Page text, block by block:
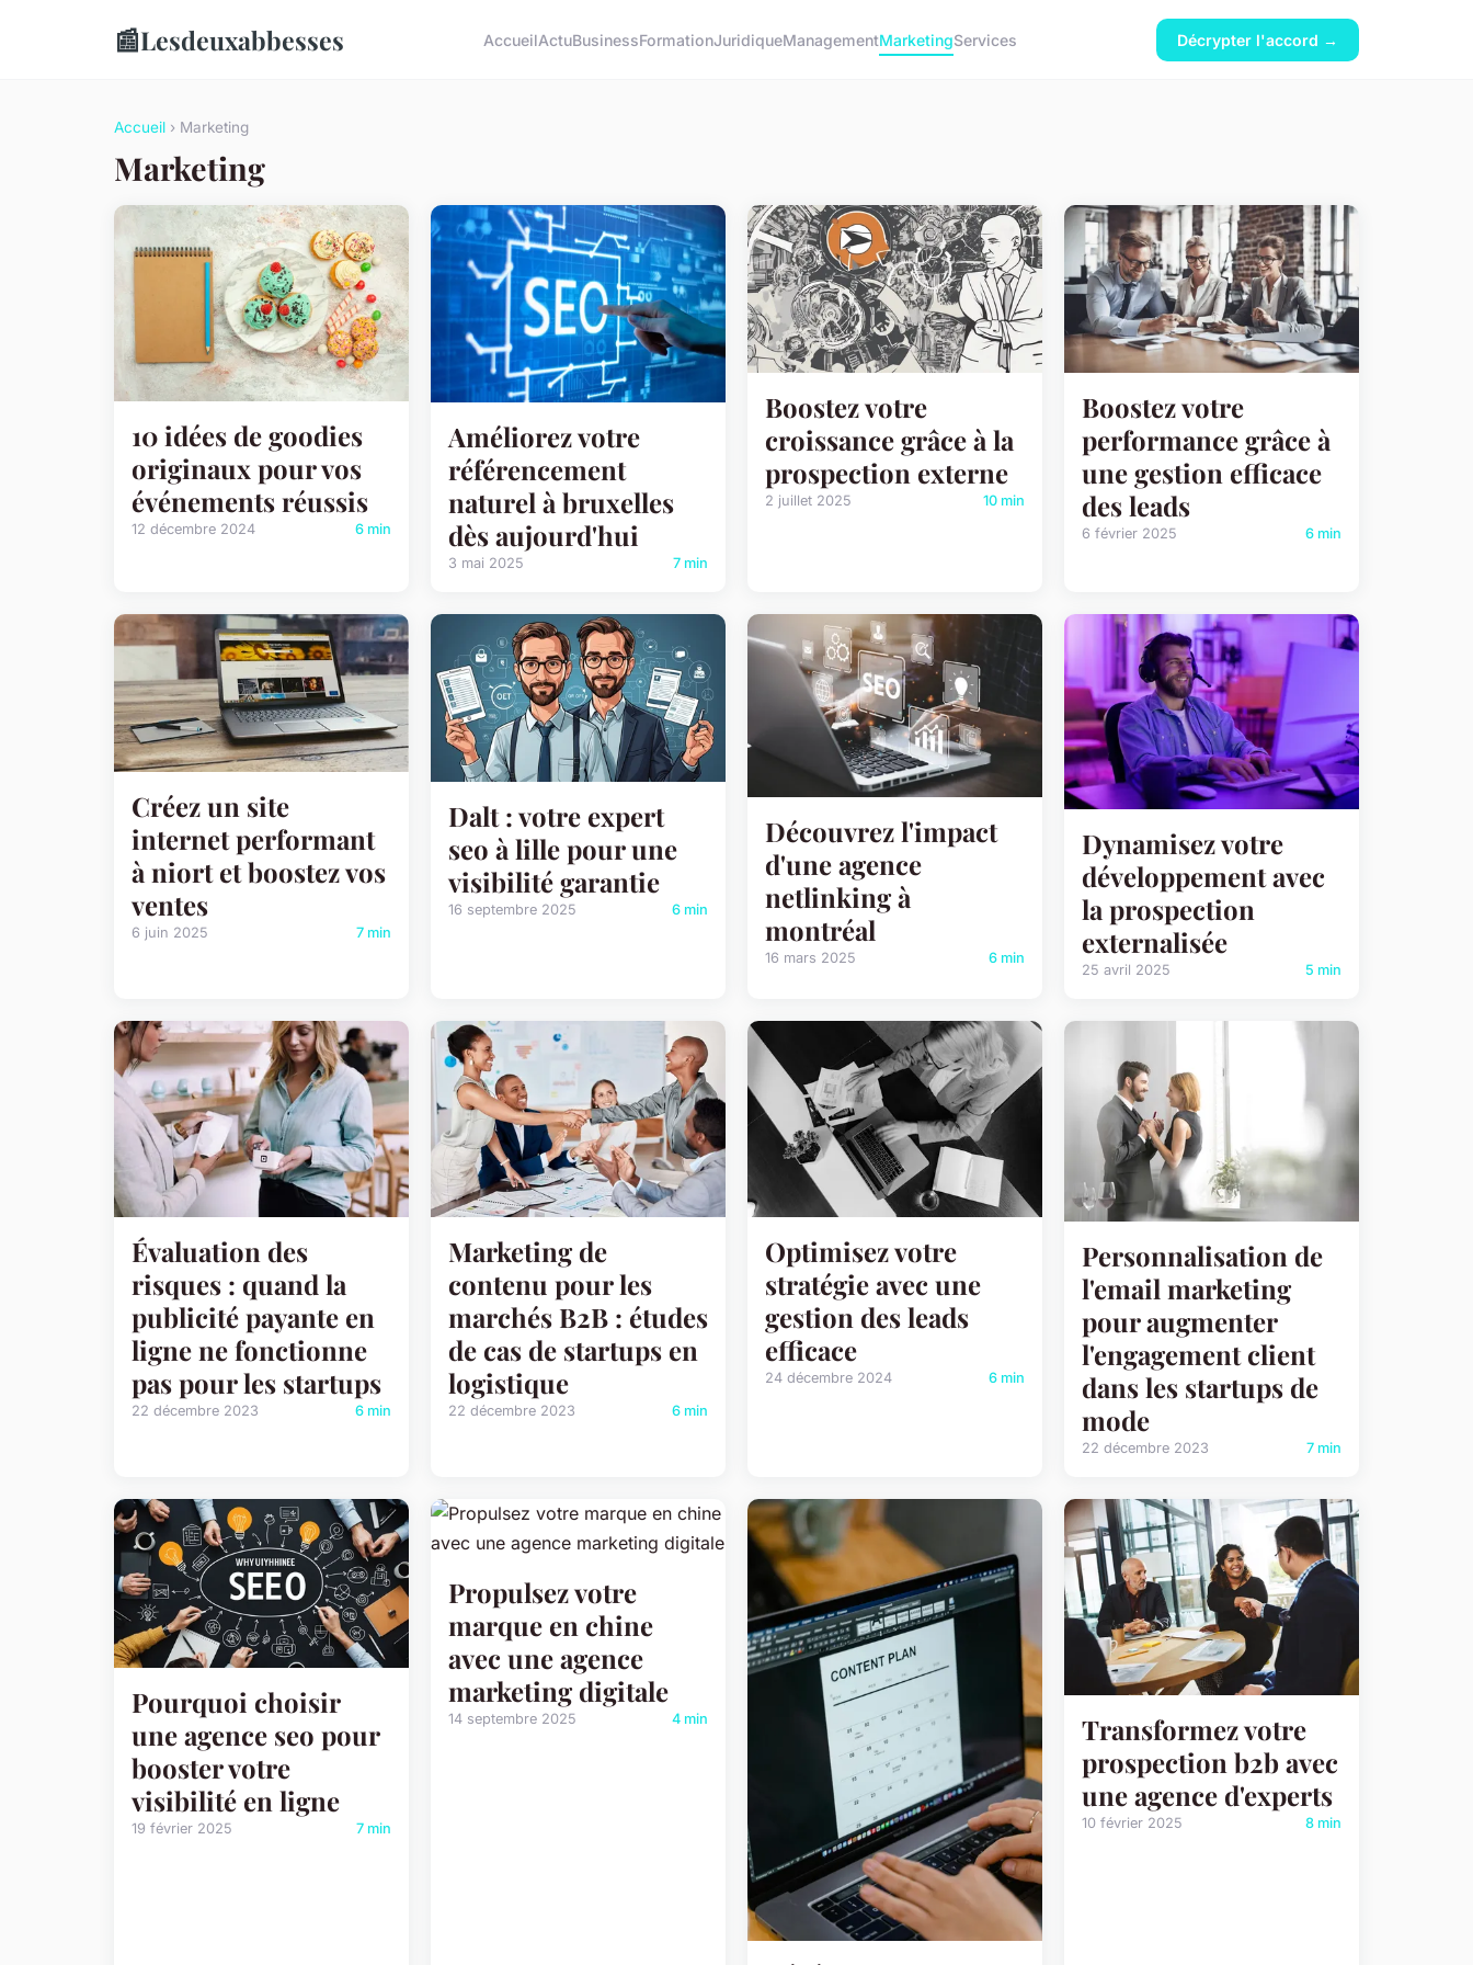
📰Lesdeuxabbesses AccueilActuBusinessFormationJuridiqueManagementMarketingServices Décrypter l'accord →
Accueil › Marketing
Marketing
10 idées de goodies
originaux pour vos
événements réussis
12 décembre 2024 6 min
Améliorez votre
référencement
naturel à bruxelles
dès aujourd'hui
3 mai 2025 7 min
Boostez votre
croissance grâce à la
prospection externe
2 juillet 2025 10 min
Boostez votre
performance grâce à
une gestion efficace
des leads
6 février 2025 6 min
Créez un site
internet performant
à niort et boostez vos
ventes
6 juin 2025 7 min
Dalt : votre expert
seo à lille pour une
visibilité garantie
16 septembre 2025 6 min
Découvrez l'impact
d'une agence
netlinking à
montréal
16 mars 2025 6 min
Dynamisez votre
développement avec
la prospection
externalisée
25 avril 2025 5 min
Évaluation des
risques : quand la
publicité payante en
ligne ne fonctionne
pas pour les startups
22 décembre 2023 6 min
Marketing de
contenu pour les
marchés B2B : études
de cas de startups en
logistique
22 décembre 2023 6 min
Optimisez votre
stratégie avec une
gestion des leads
efficace
24 décembre 2024 6 min
Personnalisation de
l'email marketing
pour augmenter
l'engagement client
dans les startups de
mode
22 décembre 2023 7 min
Pourquoi choisir
une agence seo pour
booster votre
visibilité en ligne
19 février 2025 7 min
Propulsez votre
marque en chine
avec une agence
marketing digitale
14 septembre 2025 4 min
Transformez votre
prospection b2b avec
une agence d'experts
10 février 2025 8 min